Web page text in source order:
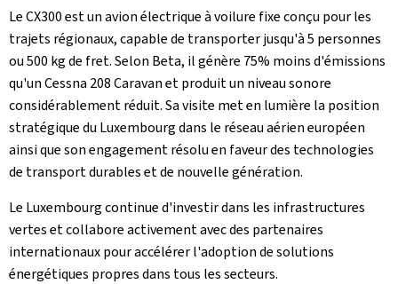
Le CX300 est un avion électrique à voilure fixe conçu pour les
trajets régionaux, capable de transporter jusqu'à 5 personnes
ou 500 kg de fret. Selon Beta, il génère 75% moins d'émissions
qu'un Cessna 208 Caravan et produit un niveau sonore
considérablement réduit. Sa visite met en lumière la position
stratégique du Luxembourg dans le réseau aérien européen
ainsi que son engagement résolu en faveur des technologies
de transport durables et de nouvelle génération.
Le Luxembourg continue d'investir dans les infrastructures
vertes et collabore activement avec des partenaires
internationaux pour accélérer l'adoption de solutions
énergétiques propres dans tous les secteurs.